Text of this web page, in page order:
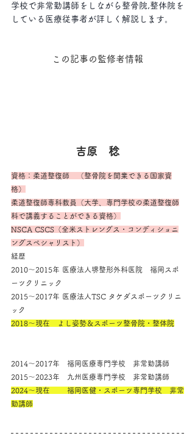
学校で非常勤講師をしながら整骨院,整体院を
している医療従事者が詳しく解説します。
この記事の監修者情報
吉原　稔
資格：柔道整復師　（整骨院を開業できる国家資
格）
柔道整復師専科教員（大学、専門学校の柔道整復師
科で講義することができる資格）
NSCA CSCS（全米ストレングス・コンディショニ
ングスペシャリスト）
経歴
2010～2015年 医療法人堺整形外科医院　福岡スポ
ーツクリニック
2015～2017年 医療法人TSC タケダスポーツクリニ
ック
2018～現在　よし姿勢＆スポーツ整骨院・整体院
2014～2017年　福岡医療専門学校　非常勤講師
2015～2023年　九州医療専門学校　非常勤講師
2024～現在　　 福岡医健・スポーツ専門学校　非常
勤講師